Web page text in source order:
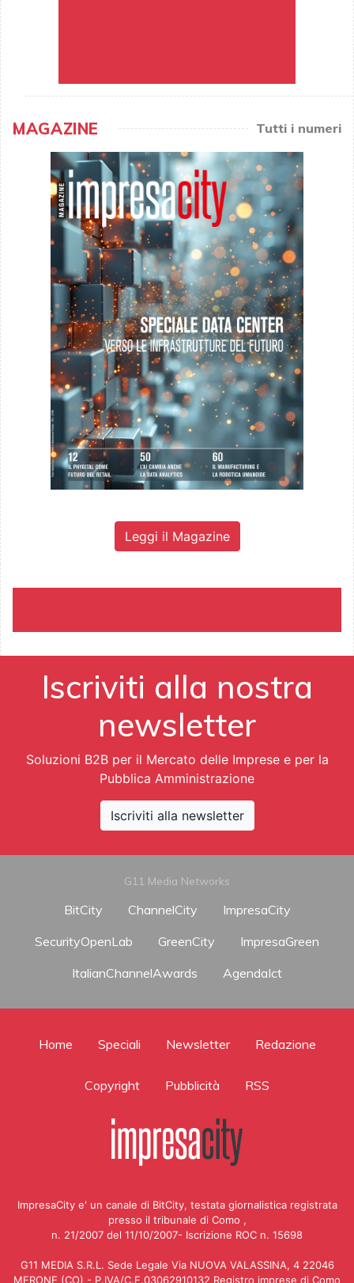
MAGAZINE Tutti i numeri
Leggi il Magazine
Iscriviti alla nostra
newsletter
Soluzioni B2B per il Mercato delle Imprese e per la
Pubblica Amministrazione
Iscriviti alla newsletter
G11 Media Networks
BitCity ChannelCity
ImpresaCity
SecurityOpenLab
GreenCity
ImpresaGreen
ItalianChannelAwards
AgendaIct
Home Speciali Newsletter Redazione
Copyright Pubblicità RSS
ImpresaCity e' un canale di BitCity, testata giornalistica registrata
presso il tribunale di Como ,
n. 21/2007 del 11/10/2007- Iscrizione ROC n. 15698
G11 MEDIA S.R.L. Sede Legale Via NUOVA VALASSINA, 4 22046
MERONE (CO) - P.IVA/C.F.03062910132 Registro imprese di Como